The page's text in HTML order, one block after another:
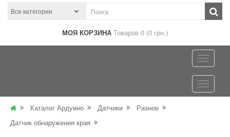
МОЯ КОРЗИНА Товаров 0 (0 грн.)
Каталог Ардуино Датчики
Разное
Датчик обнаружения края